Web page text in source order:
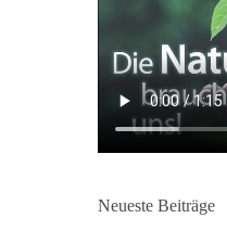
Neueste Beiträge